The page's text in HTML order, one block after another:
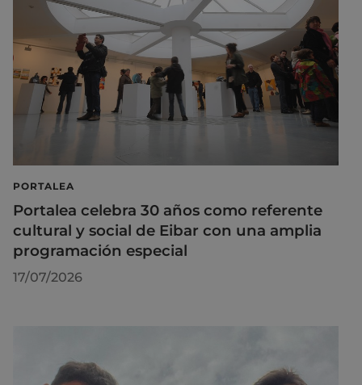
PORTALEA
Portalea celebra 30 años como referente
cultural y social de Eibar con una amplia
programación especial
17/07/2026